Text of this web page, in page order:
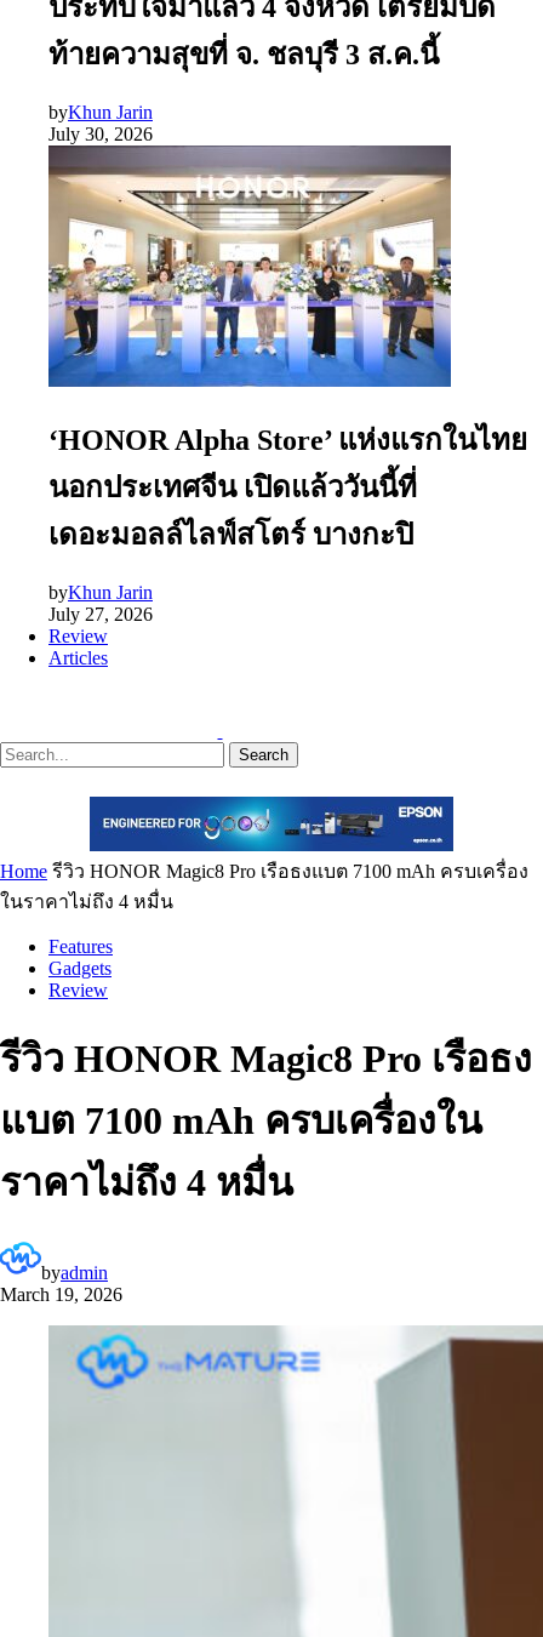
ประทับใจมาแล้ว 4 จังหวัด เตรียมปิด
ท้ายความสุขที่ จ. ชลบุรี 3 ส.ค.นี้
byKhun Jarin
July 30, 2026
‘HONOR Alpha Store’ แห่งแรกในไทย
นอกประเทศจีน เปิดแล้ววันนี้ที่
เดอะมอลล์ไลฟ์สโตร์ บางกะปิ
byKhun Jarin
July 27, 2026
Review
Articles
Search
Home รีวิว HONOR Magic8 Pro เรือธงแบต 7100 mAh ครบเครื่อง
ในราคาไม่ถึง 4 หมื่น
Features
Gadgets
Review
รีวิว HONOR Magic8 Pro เรือธง
แบต 7100 mAh ครบเครื่องใน
ราคาไม่ถึง 4 หมื่น
byadmin
March 19, 2026